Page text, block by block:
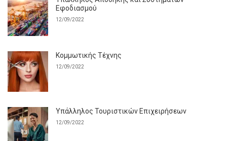
Εφοδιασμού
12/09/2022
Κομμωτικής Τέχνης
12/09/2022
Υπάλληλος Τουριστικών Επιχειρήσεων
12/09/2022